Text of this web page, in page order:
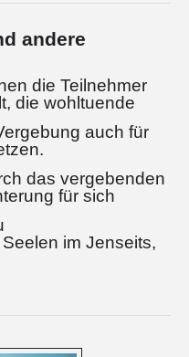
andere
die Teilnehmer
die wohltuende
auch für
das vergebenden
für sich
im Jenseits,